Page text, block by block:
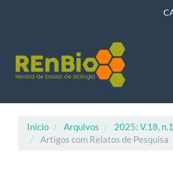
Barra
Lateral
Início Arquivos
2025: V.18,
Artigos com Relatos de Pesquisa